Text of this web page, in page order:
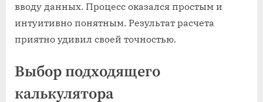
вводу данных. Процесс оказался простым и
интуитивно понятным. Результат расчета
приятно удивил своей точностью.
Выбор подходящего
калькулятора